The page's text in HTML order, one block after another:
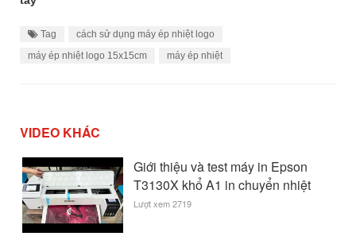
Tag
cách sử dụng máy ép nhiệt logo
máy ép nhiệt logo 15x15cm
máy ép nhiệt
VIDEO KHÁC
Giới thiệu và test máy in Epson
T3130X khổ A1 in chuyển nhiệt
Lượt xem 2719